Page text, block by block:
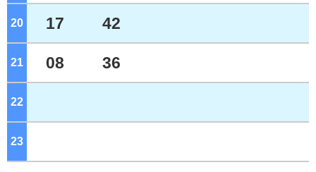
20 17 42
21 08 36
22
23